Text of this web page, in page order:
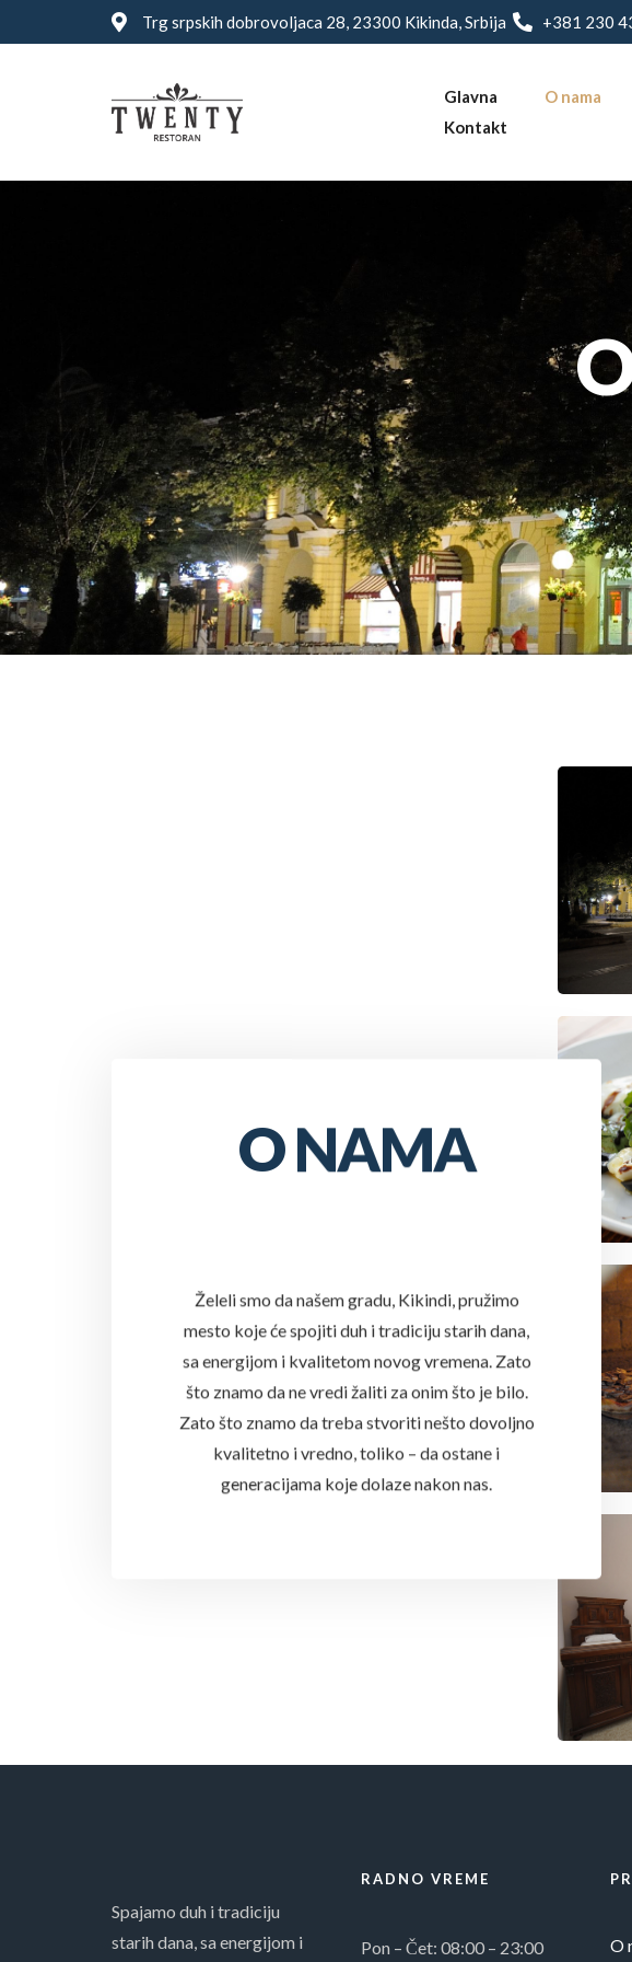
Trg srpskih dobrovoljaca 28, 23300 Kikinda, Srbija +381 230
Glavna O nama
Kontakt
O NAMA
Želeli smo da našem gradu, Kikindi, pružimo
mesto koje će spojiti duh i tradiciju starih dana,
sa energijom i kvalitetom novog vremena. Zato
što znamo da ne vredi žaliti za onim što je bilo.
Zato što znamo da treba stvoriti nešto dovoljno
kvalitetno i vredno, toliko – da ostane i
generacijama koje dolaze nakon nas.
Spajamo duh i tradiciju
starih dana, sa energijom i
RADNO VREME
Pon – Čet: 08:00 – 23:00 O